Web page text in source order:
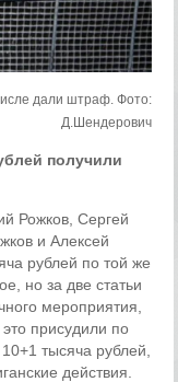
дали штраф. Фото:
Д.Шендерович
получили
Рожков, Сергей
и Алексей
рублей по той же
но за две статьи
мероприятия,
присудили по
тысяча рублей,
действия.